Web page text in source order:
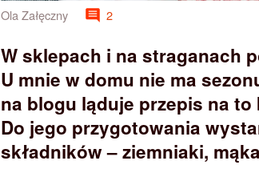
Ola Załęczny 2
W sklepach i na straganach
U mnie w domu nie ma
na blogu ląduje przepis na
Do jego przygotowania
składników – ziemniaki,